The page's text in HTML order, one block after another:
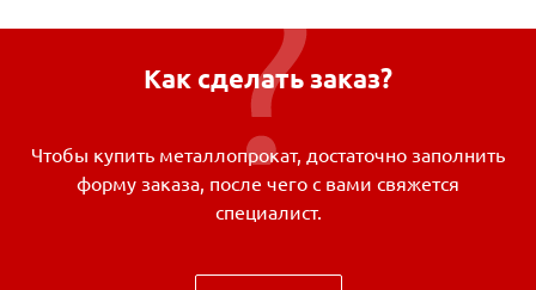
Как сделать заказ?
Чтобы купить металлопрокат, достаточно заполнить
форму заказа, после чего с вами свяжется
специалист.